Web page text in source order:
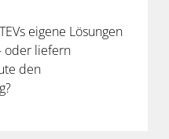
eigene Lösungen
oder liefern
den